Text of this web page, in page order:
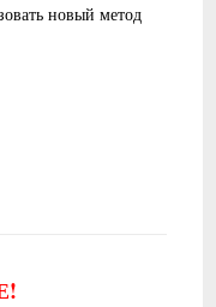
новый метод